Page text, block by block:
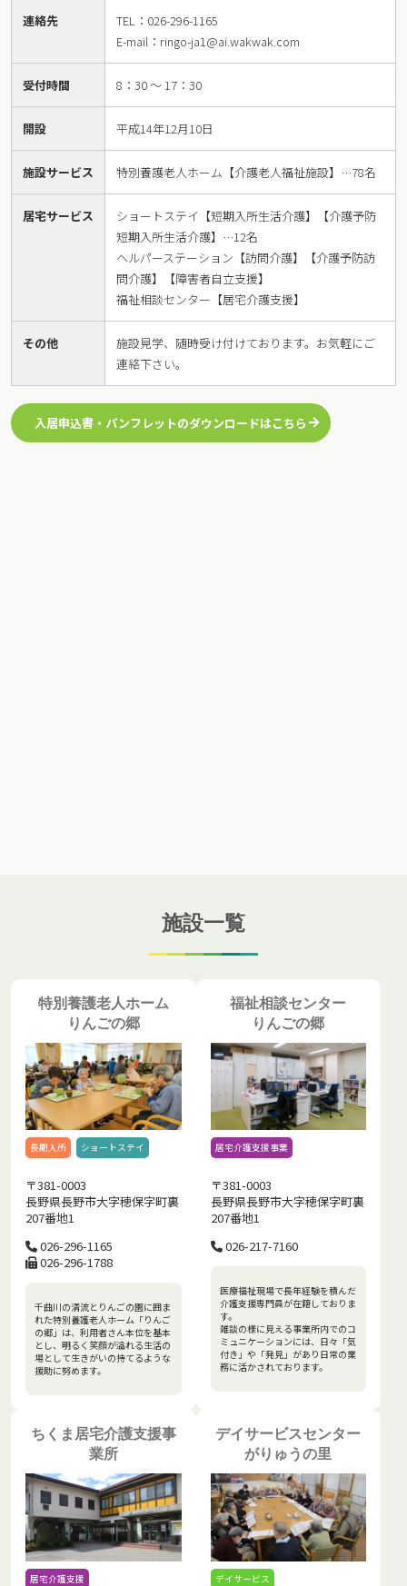
連絡先
TEL：026-296-1165
E-mail：ringo-ja1@ai.wakwak.com
受付時間 8：30 ～ 17：30
開設 平成14年12月10日
施設サービス 特別養護老人ホーム【介護老人福祉施設】…78名
居宅サービス
ショートステイ【短期入所生活介護】【介護予防
短期入所生活介護】…12名
ヘルパーステーション【訪問介護】【介護予防訪
問介護】【障害者自立支援】
福祉相談センター【居宅介護支援】
その他
施設見学、随時受け付けております。お気軽にご
連絡下さい。
入居申込書・パンフレットのダウンロードはこちら
施設一覧
特別養護老人ホーム
りんごの郷
長期入所 ショートステイ
〒381-0003
長野県長野市大字穂保字町裏
207番地1
026-296-1165
026-296-1788
千曲川の清流とりんごの園に囲ま
れた特別養護老人ホーム「りんご
の郷」は、利用者さん本位を基本
とし、明るく笑顔が溢れる生活の
場として生きがいの持てるような
援助に努めます。
福祉相談センター
りんごの郷
居宅介護支援事業
〒381-0003
長野県長野市大字穂保字町裏
207番地1
026-217-7160
医療福祉現場で長年経験を積んだ
介護支援専門員が在籍しておりま
す。
雑談の様に見える事業所内でのコ
ミュニケーションには、日々「気
付き」や「発見」があり日常の業
務に活かされております。
ちくま居宅介護支援事
業所
居宅介護支援
デイサービスセンター
がりゅうの里
デイサービス